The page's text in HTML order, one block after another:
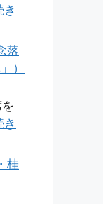
き
落
）
き
桂